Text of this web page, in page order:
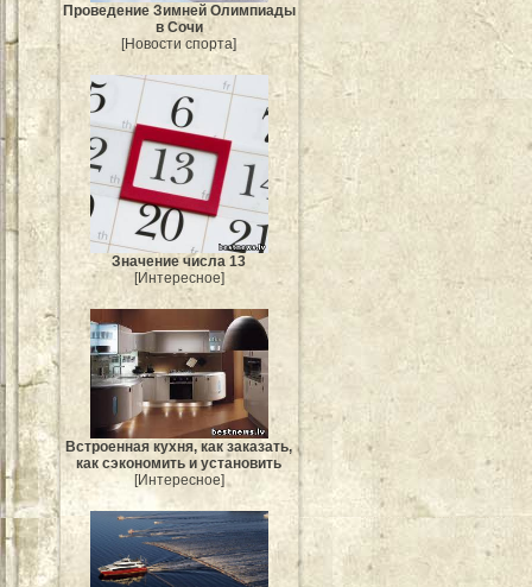
Проведение Зимней Олимпиады
в Сочи
[Новости спорта]
Значение числа 13
[Интересное]
Встроенная кухня, как заказать,
как сэкономить и установить
[Интересное]